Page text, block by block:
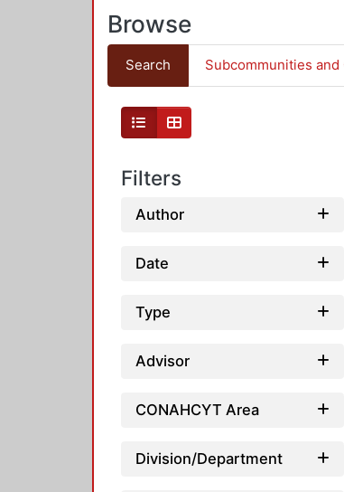
Browse
Search Subcommunities
Filters
Author
Date
Type
Advisor
CONAHCYT Area
Division/Department